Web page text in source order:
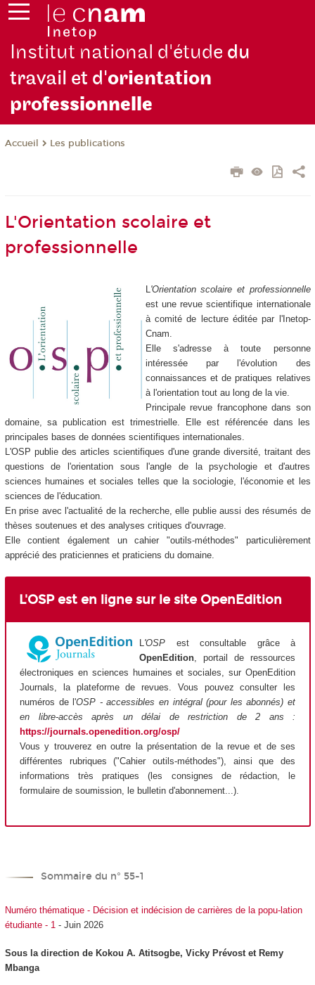
Institut national d'étude du
travail et d'orientation
professionnelle
Accueil Les publications
L'Orientation scolaire et
professionnelle
L'Orientation scolaire et professionnelle
est une revue scientifique internationale
à comité de lecture éditée par l'Inetop-
Cnam.
Elle s'adresse à toute personne
intéressée par l'évolution des
connaissances et de pratiques relatives
à l'orientation tout au long de la vie.
Principale revue francophone dans son
domaine, sa publication est trimestrielle. Elle est référencée dans les
principales bases de données scientifiques internationales.
L'OSP publie des articles scientifiques d'une grande diversité, traitant des
questions de l'orientation sous l'angle de la psychologie et d'autres
sciences humaines et sociales telles que la sociologie, l'économie et les
sciences de l'éducation.
En prise avec l'actualité de la recherche, elle publie aussi des résumés de
thèses soutenues et des analyses critiques d'ouvrage.
Elle contient également un cahier "outils-méthodes" particulièrement
apprécié des praticiennes et praticiens du domaine.
L'OSP est en ligne sur le site OpenEdition
L'OSP est consultable grâce à
OpenEdition, portail de ressources
électroniques en sciences humaines et sociales, sur OpenEdition
Journals, la plateforme de revues. Vous pouvez consulter les
numéros de l'OSP - accessibles en intégral (pour les abonnés) et
en libre-accès après un délai de restriction de 2 ans :
https://journals.openedition.org/osp/
Vous y trouverez en outre la présentation de la revue et de ses
différentes rubriques ("Cahier outils-méthodes"), ainsi que des
informations très pratiques (les consignes de rédaction, le
formulaire de soumission, le bulletin d'abonnement...).
Sommaire du n° 55-1
Numéro thématique - Décision et indécision de carrières de la popu-lation
étudiante - 1 - Juin 2026
Sous la direction de Kokou A. Atitsogbe, Vicky Prévost et Remy
Mbanga